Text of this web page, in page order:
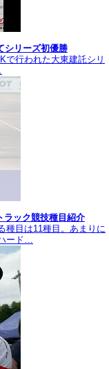
シリーズ初優勝
で行われた大東建託シリ
ラック競技種目紹介
種目は11種目。あまりに
ード…